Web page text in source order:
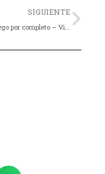
SIGUIENTE
Me entrego por completo – Video